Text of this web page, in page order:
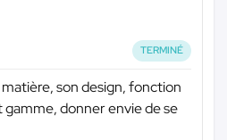
TERMINÉ
son design, fonction
donner envie de se